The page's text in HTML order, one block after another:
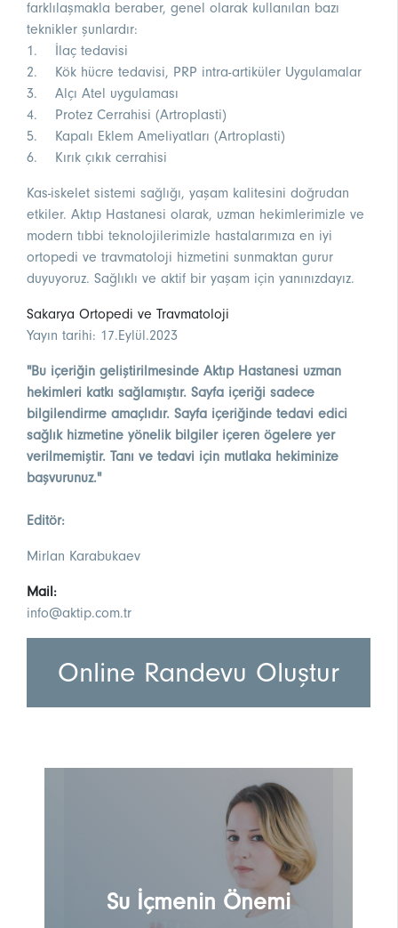
farklılaşmakla beraber, genel olarak kullanılan bazı
teknikler şunlardır:
1. İlaç tedavisi
2. Kök hücre tedavisi, PRP intra-artiküler Uygulamalar
3. Alçı Atel uygulaması
4. Protez Cerrahisi (Artroplasti)
5. Kapalı Eklem Ameliyatları (Artroplasti)
6. Kırık çıkık cerrahisi
Kas-iskelet sistemi sağlığı, yaşam kalitesini doğrudan
etkiler. Aktıp Hastanesi olarak, uzman hekimlerimizle ve
modern tıbbi teknolojilerimizle hastalarımıza en iyi
ortopedi ve travmatoloji hizmetini sunmaktan gurur
duyuyoruz. Sağlıklı ve aktif bir yaşam için yanınızdayız.
Sakarya Ortopedi ve Travmatoloji
Yayın tarihi: 17.Eylül.2023
"Bu içeriğin geliştirilmesinde Aktıp Hastanesi uzman
hekimleri katkı sağlamıştır. Sayfa içeriği sadece
bilgilendirme amaçlıdır. Sayfa içeriğinde tedavi edici
sağlık hizmetine yönelik bilgiler içeren ögelere yer
verilmemiştir. Tanı ve tedavi için mutlaka hekiminize
başvurunuz."
Editör:
Mirlan Karabukaev
Mail:
info@aktip.com.tr
Online Randevu Oluştur
Su İçmenin Önemi